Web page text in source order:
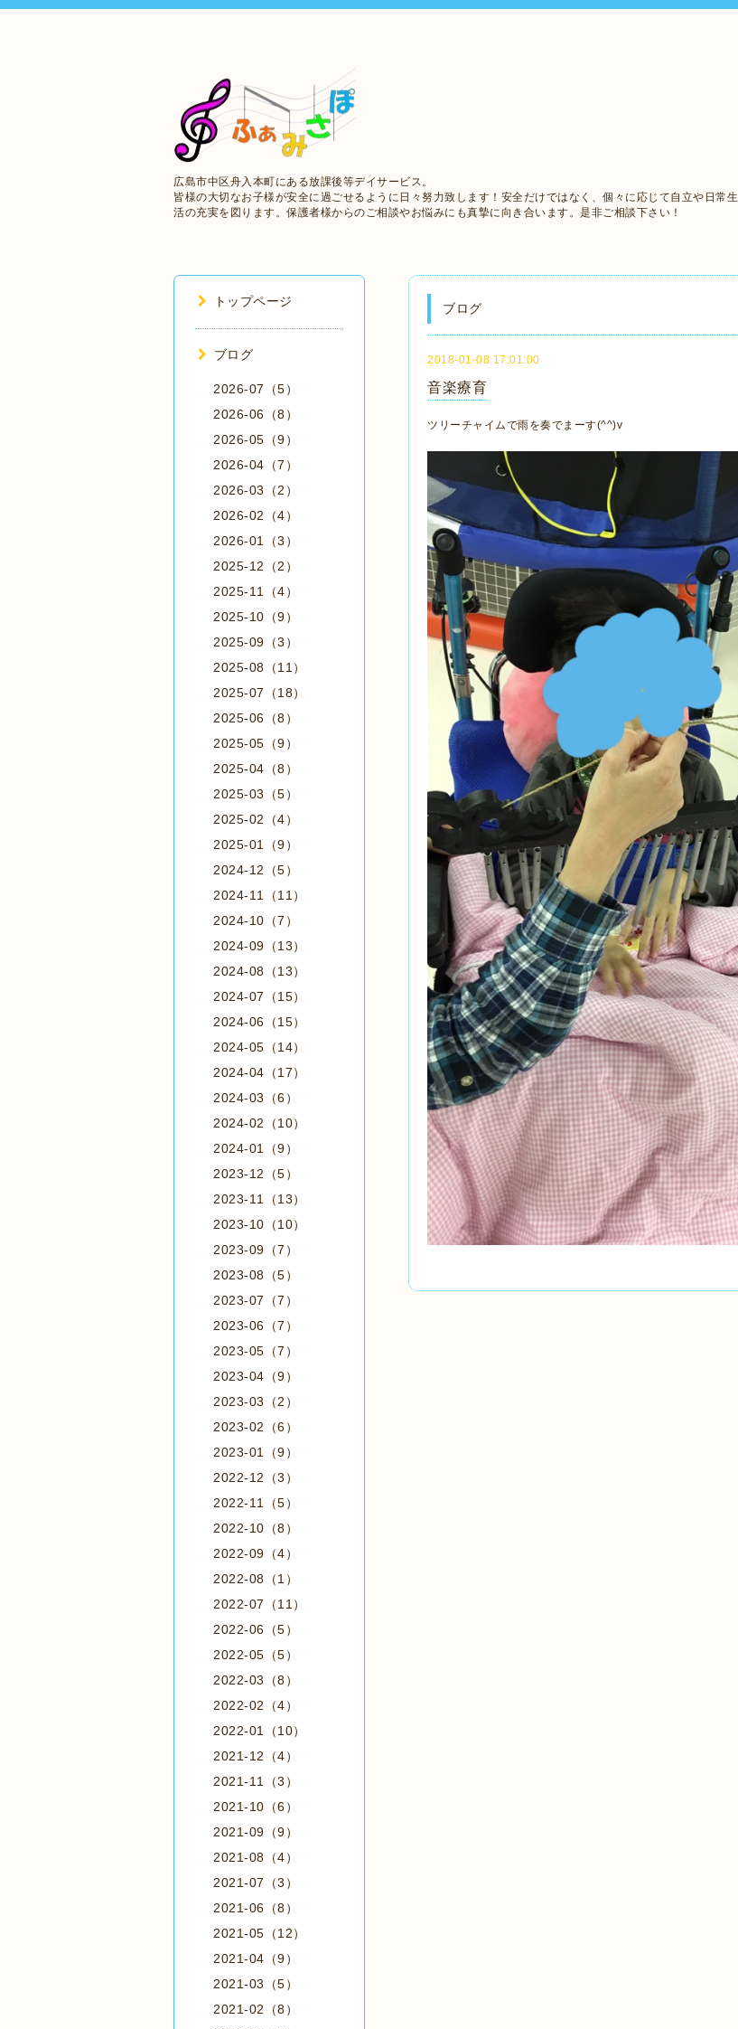
広島市中区舟入本町にある放課後等デイサービス。
皆様の大切なお子様が安全に過ごせるように日々努力致します！安全だけではなく、個々に応じて自立や日常生
活の充実を図ります。保護者様からのご相談やお悩みにも真摯に向き合います。是非ご相談下さい！
ブログ
2018-01-08 17:01:00
音楽療育
ツリーチャイムで雨を奏でまーす(^^)v
トップページ
ブログ
2026-07（5）
2026-06（8）
2026-05（9）
2026-04（7）
2026-03（2）
2026-02（4）
2026-01（3）
2025-12（2）
2025-11（4）
2025-10（9）
2025-09（3）
2025-08（11）
2025-07（18）
2025-06（8）
2025-05（9）
2025-04（8）
2025-03（5）
2025-02（4）
2025-01（9）
2024-12（5）
2024-11（11）
2024-10（7）
2024-09（13）
2024-08（13）
2024-07（15）
2024-06（15）
2024-05（14）
2024-04（17）
2024-03（6）
2024-02（10）
2024-01（9）
2023-12（5）
2023-11（13）
2023-10（10）
2023-09（7）
2023-08（5）
2023-07（7）
2023-06（7）
2023-05（7）
2023-04（9）
2023-03（2）
2023-02（6）
2023-01（9）
2022-12（3）
2022-11（5）
2022-10（8）
2022-09（4）
2022-08（1）
2022-07（11）
2022-06（5）
2022-05（5）
2022-03（8）
2022-02（4）
2022-01（10）
2021-12（4）
2021-11（3）
2021-10（6）
2021-09（9）
2021-08（4）
2021-07（3）
2021-06（8）
2021-05（12）
2021-04（9）
2021-03（5）
2021-02（8）